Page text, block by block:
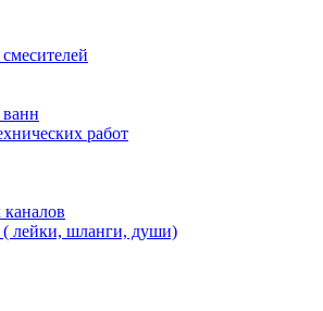
работ
лейки, шланги, души)